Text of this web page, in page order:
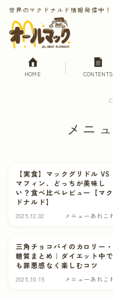
世界のマクドナルド情報発信中！
MENU
世界のマクドナルド
各国のメニュー
マクドナルドニュー
マック豆知識
マック旅行
おうちマック
マックバイト
HOME CONTENTS
メニ
【実食】マックグリドル VS
マフィン、どっちが美味し
い？食べ比べレビュー【マク
ドナルド】
2025.12.02 メニューあれこ
三角チョコパイのカロリー・
糖質まとめ｜ダイエット中で
も罪悪感なく楽しむコツ
2025.10.15 メニューあれこ